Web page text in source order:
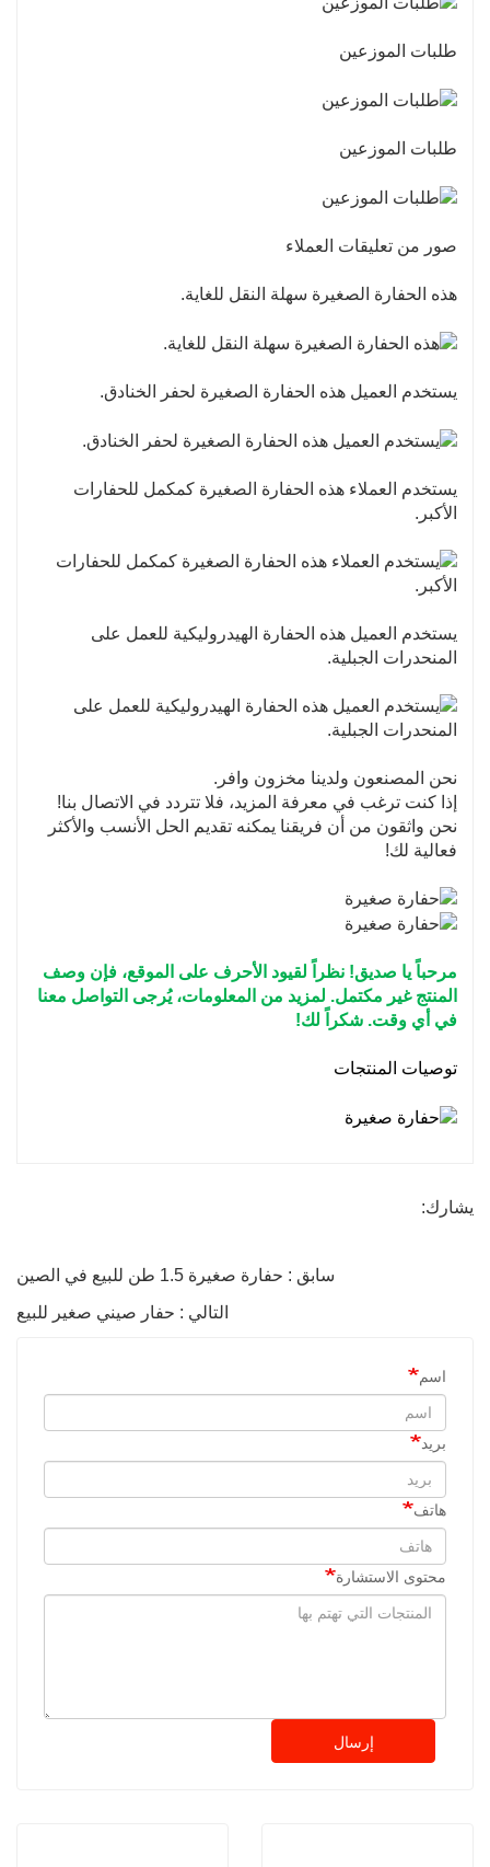
طلبات الموزعين
طلبات الموزعين
صور من تعليقات العملاء
هذه الحفارة الصغيرة سهلة النقل للغاية.
يستخدم العميل هذه الحفارة الصغيرة لحفر الخنادق.
يستخدم العملاء هذه الحفارة الصغيرة كمكمل للحفارات
الأكبر.
يستخدم العميل هذه الحفارة الهيدروليكية للعمل على
المنحدرات الجبلية.
نحن المصنعون ولدينا مخزون وافر.
إذا كنت ترغب في معرفة المزيد، فلا تتردد في الاتصال بنا!
نحن واثقون من أن فريقنا يمكنه تقديم الحل الأنسب والأكثر
فعالية لك!
مرحباً يا صديق! نظراً لقيود الأحرف على الموقع، فإن وصف
المنتج غير مكتمل. لمزيد من المعلومات، يُرجى التواصل معنا
في أي وقت. شكراً لك!
توصيات المنتجات
يشارك:
سابق : حفارة صغيرة 1.5 طن للبيع في الصين
التالي : حفار صيني صغير للبيع
اسم
بريد
هاتف
محتوى الاستشارة
إرسال